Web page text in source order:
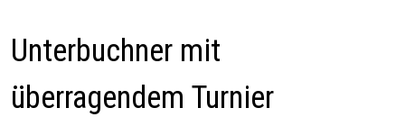
Unterbuchner mit
überragendem Turnier